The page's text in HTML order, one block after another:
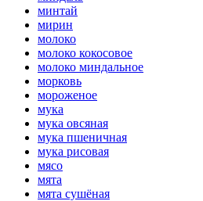
минтай
мирин
молоко
молоко кокосовое
молоко миндальное
морковь
мороженое
мука
мука овсяная
мука пшеничная
мука рисовая
мясо
мята
мята сушёная